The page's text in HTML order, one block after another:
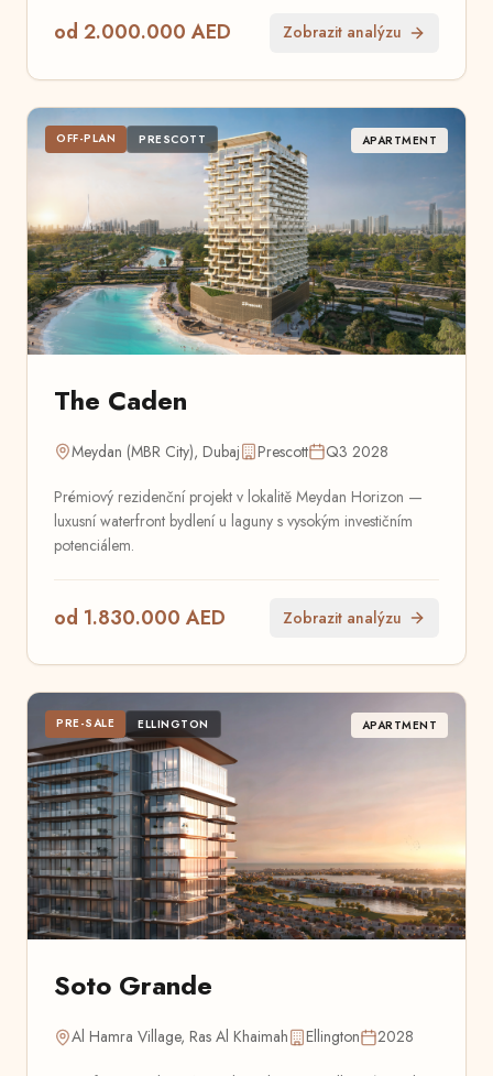
od 2.000.000 AED Zobrazit analýzu
OFF-PLAN PRESCOTT APARTMENT
The Caden
Meydan (MBR City), Dubaj Prescott Q3 2028
Prémiový rezidenční projekt v lokalitě Meydan Horizon —
luxusní waterfront bydlení u laguny s vysokým investičním
potenciálem.
od 1.830.000 AED Zobrazit analýzu
PRE-SALE ELLINGTON APARTMENT
Soto Grande
Al Hamra Village, Ras Al Khaimah Ellington 2028